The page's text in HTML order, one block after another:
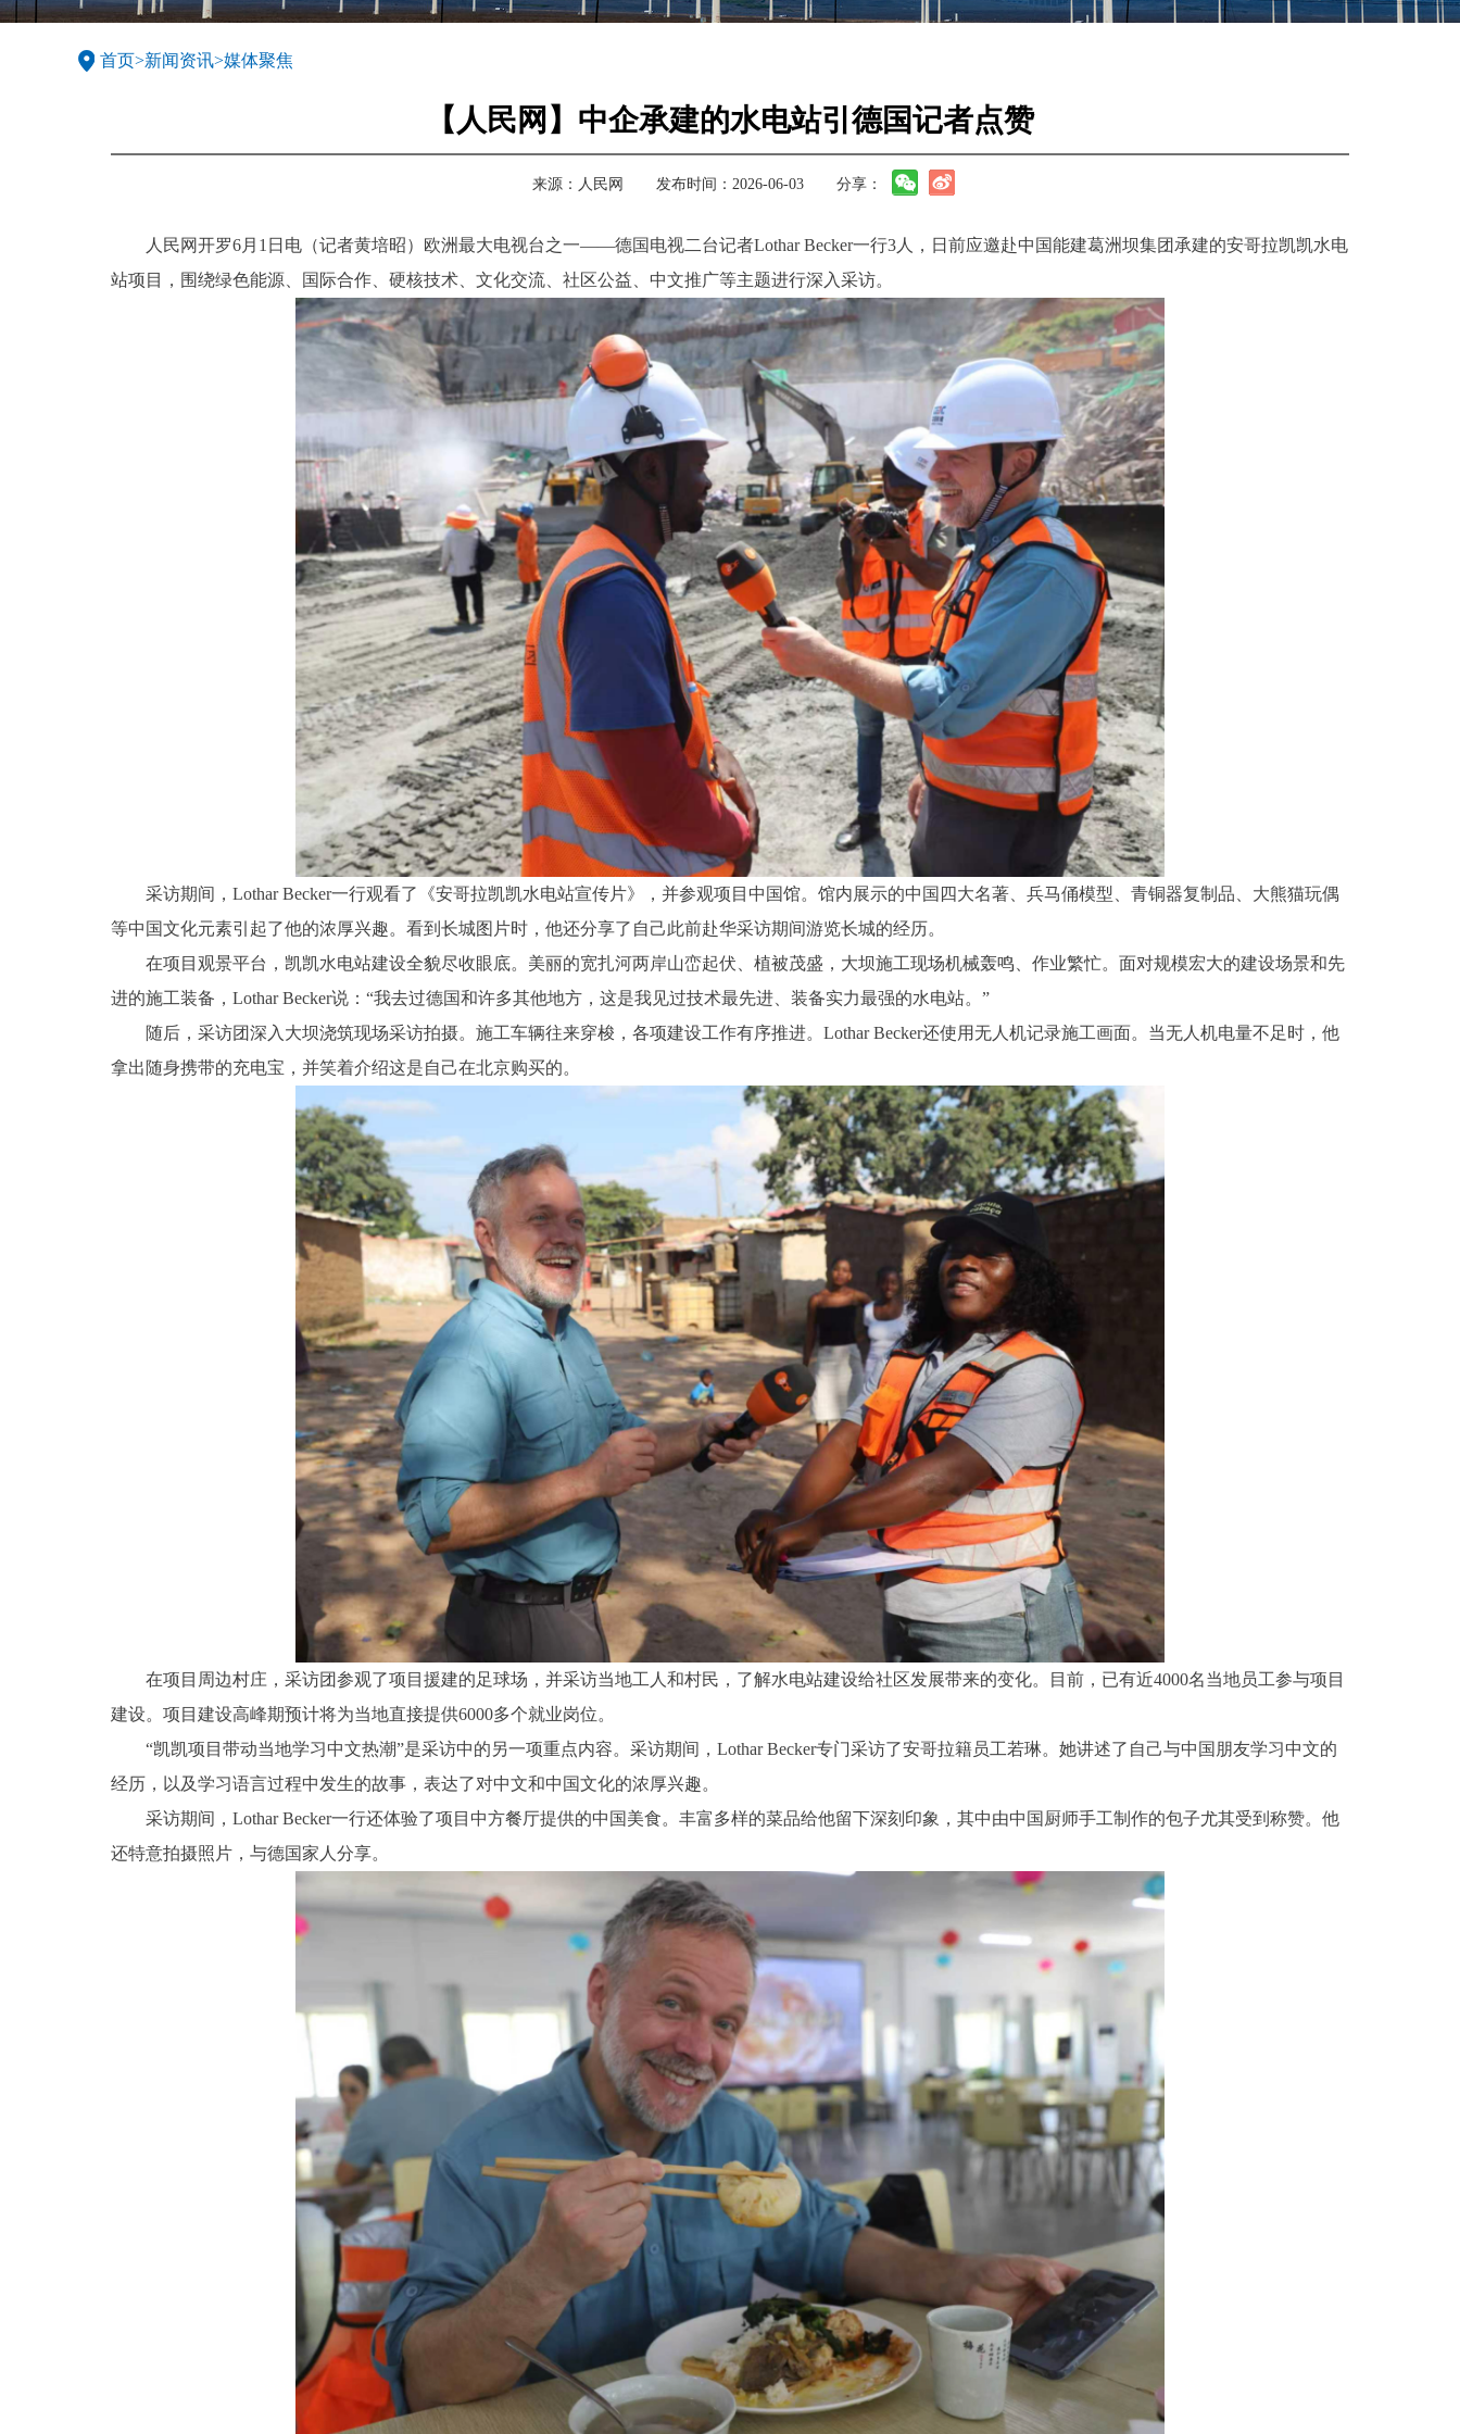
首页>新闻资讯>媒体聚焦
【人民网】中企承建的水电站引德国记者点赞
来源： 人民网 发布时间：2026-06-03 分享：
人民网开罗6月1日电（记者黄培昭）欧洲最大电视台之一——德国电视二台记者Lothar Becker一行3人，日前应邀赴中国能建葛洲坝集团承建的安哥拉凯凯水电
站项目，围绕绿色能源、国际合作、硬核技术、文化交流、社区公益、中文推广等主题进行深入采访。
采访期间，Lothar Becker一行观看了《安哥拉凯凯水电站宣传片》，并参观项目中国馆。馆内展示的中国四大名著、兵马俑模型、青铜器复制品、大熊猫玩偶
等中国文化元素引起了他的浓厚兴趣。看到长城图片时，他还分享了自己此前赴华采访期间游览长城的经历。
在项目观景平台，凯凯水电站建设全貌尽收眼底。美丽的宽扎河两岸山峦起伏、植被茂盛，大坝施工现场机械轰鸣、作业繁忙。面对规模宏大的建设场景和先
进的施工装备，Lothar Becker说：“我去过德国和许多其他地方，这是我见过技术最先进、装备实力最强的水电站。”
随后，采访团深入大坝浇筑现场采访拍摄。施工车辆往来穿梭，各项建设工作有序推进。Lothar Becker还使用无人机记录施工画面。当无人机电量不足时，他
拿出随身携带的充电宝，并笑着介绍这是自己在北京购买的。
在项目周边村庄，采访团参观了项目援建的足球场，并采访当地工人和村民，了解水电站建设给社区发展带来的变化。目前，已有近4000名当地员工参与项目
建设。项目建设高峰期预计将为当地直接提供6000多个就业岗位。
“凯凯项目带动当地学习中文热潮”是采访中的另一项重点内容。采访期间，Lothar Becker专门采访了安哥拉籍员工若琳。她讲述了自己与中国朋友学习中文的
经历，以及学习语言过程中发生的故事，表达了对中文和中国文化的浓厚兴趣。
采访期间，Lothar Becker一行还体验了项目中方餐厅提供的中国美食。丰富多样的菜品给他留下深刻印象，其中由中国厨师手工制作的包子尤其受到称赞。他
还特意拍摄照片，与德国家人分享。